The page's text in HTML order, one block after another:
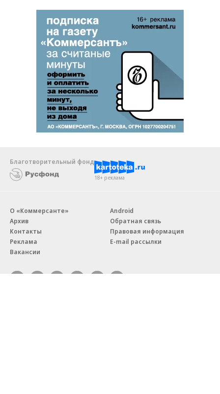
Благотворительный фонд
18+ реклама
О «Коммерсанте»
Архив
Контакты
Реклама
Вакансии
Android
Обратная связь
Правовая информация
E-mail рассылки